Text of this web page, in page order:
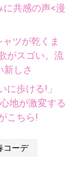
に共感の声<漫
ツが乾くま
がスゴい。流
新しさ
歩ける!」
地が激変する
こちら!
ーデ